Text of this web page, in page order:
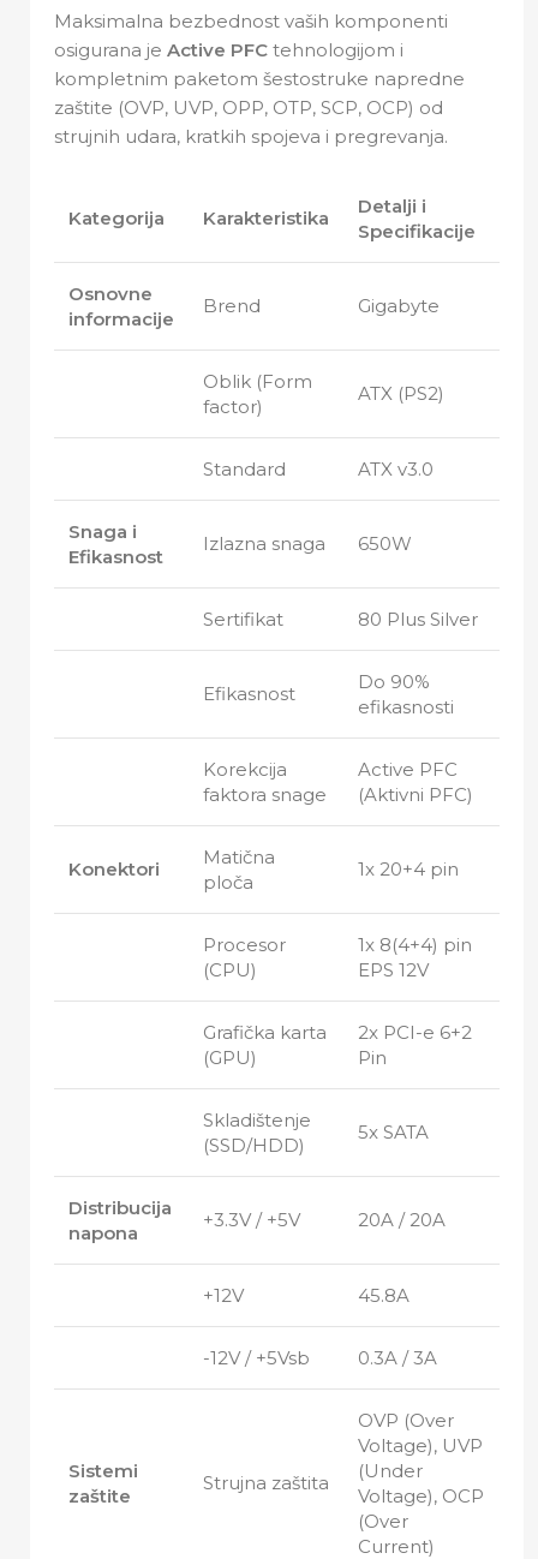
Maksimalna bezbednost vaših komponenti
osigurana je Active PFC tehnologijom i
kompletnim paketom šestostruke napredne
zaštite (OVP, UVP, OPP, OTP, SCP, OCP) od
strujnih udara, kratkih spojeva i pregrevanja.
Kategorija Karakteristika
Detalji i
Specifikacije
Osnovne
informacije
Brend Gigabyte
Oblik (Form
factor)
ATX (PS2)
Standard ATX v3.0
Snaga i
Efikasnost
Izlazna snaga 650W
Sertifikat 80 Plus Silver
Efikasnost
Do 90%
efikasnosti
Korekcija
faktora snage
Active PFC
(Aktivni PFC)
Konektori
Matična
ploča
1x 20+4 pin
Procesor
(CPU)
1x 8(4+4) pin
EPS 12V
Grafička karta
(GPU)
2x PCI-e 6+2
Pin
Skladištenje
(SSD/HDD)
5x SATA
Distribucija
napona
+3.3V / +5V 20A / 20A
+12V 45.8A
-12V / +5Vsb 0.3A / 3A
Sistemi
zaštite
Strujna zaštita
OVP (Over
Voltage), UVP
(Under
Voltage), OCP
(Over
Current)